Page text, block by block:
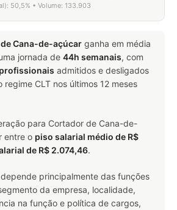
50,5% • Volume: 133.903
Cana-de-açúcar ganha em média
jornada de 44h semanais, com
admitidos e desligados
regime CLT nos últimos 12 meses
para Cortador de Cana-de-
entre o piso salarial médio de R$
de R$ 2.074,46.
principalmente das funções
da empresa, localidade,
na função e política de cargos,